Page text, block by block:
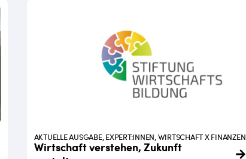
AKTUELLE AUSGABE, EXPERT:INNEN, WIRTSCHAFT X FINANZEN
Wirtschaft verstehen, Zukunft